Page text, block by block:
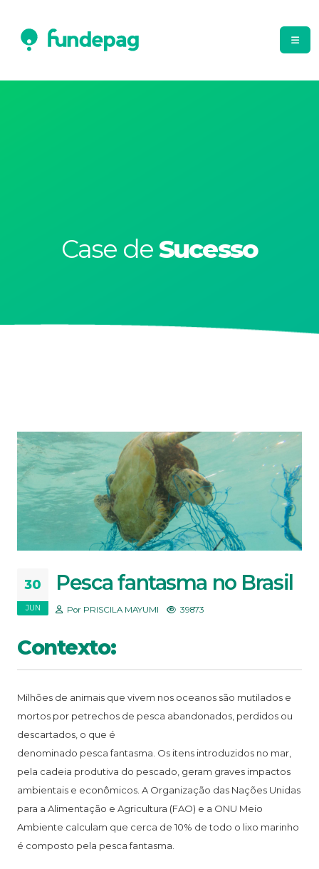
Case deSucesso
30
JUN
Pesca fantasma no Brasil
Por PRISCILA MAYUMI 39873
Contexto:
Milhões de animais que vivem nos oceanos são mutilados e
mortos por petrechos de pesca abandonados, perdidos ou
descartados, o que é
denominado pesca fantasma. Os itens introduzidos no mar,
pela cadeia produtiva do pescado, geram graves impactos
ambientais e econômicos. A Organização das Nações Unidas
para a Alimentação e Agricultura (FAO) e a ONU Meio
Ambiente calculam que cerca de 10% de todo o lixo marinho
é composto pela pesca fantasma.